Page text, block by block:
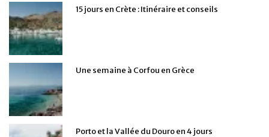
15 jours en Crète : Itinéraire et conseils
Une semaine à Corfou en Grèce
Porto et la Vallée du Douro en 4 jours